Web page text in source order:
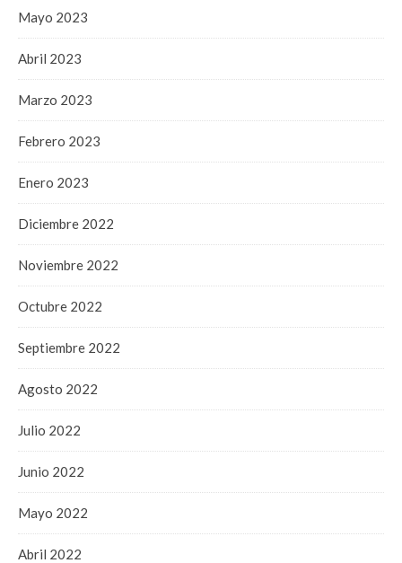
Mayo 2023
Abril 2023
Marzo 2023
Febrero 2023
Enero 2023
Diciembre 2022
Noviembre 2022
Octubre 2022
Septiembre 2022
Agosto 2022
Julio 2022
Junio 2022
Mayo 2022
Abril 2022